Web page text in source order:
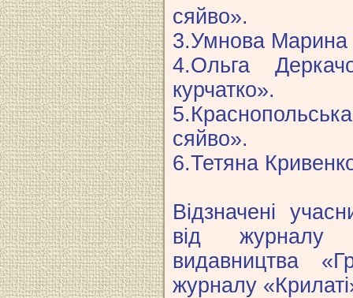
сяйво».
3.Умнова Марина
4.Ольга
курчатко».
сяйво».
6.Тетяна
Відзначені
від журналу
видавництва
журналу